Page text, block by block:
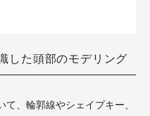
した頭部のモデリング
、輪郭線やシェイプキー、